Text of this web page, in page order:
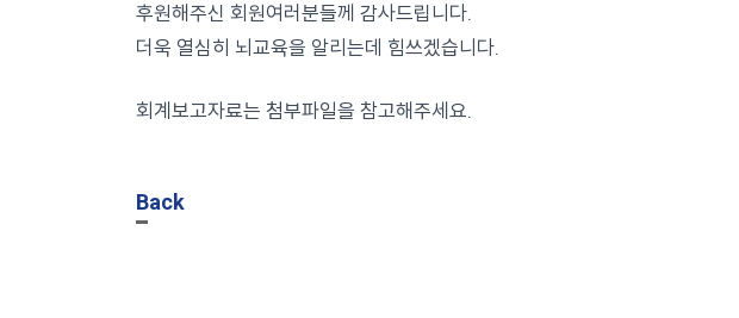
후원해주신 회원여러분들께 감사드립니다.
더욱 열심히 뇌교육을 알리는데 힘쓰겠습니다.
회계보고자료는 첨부파일을 참고해주세요.
Back